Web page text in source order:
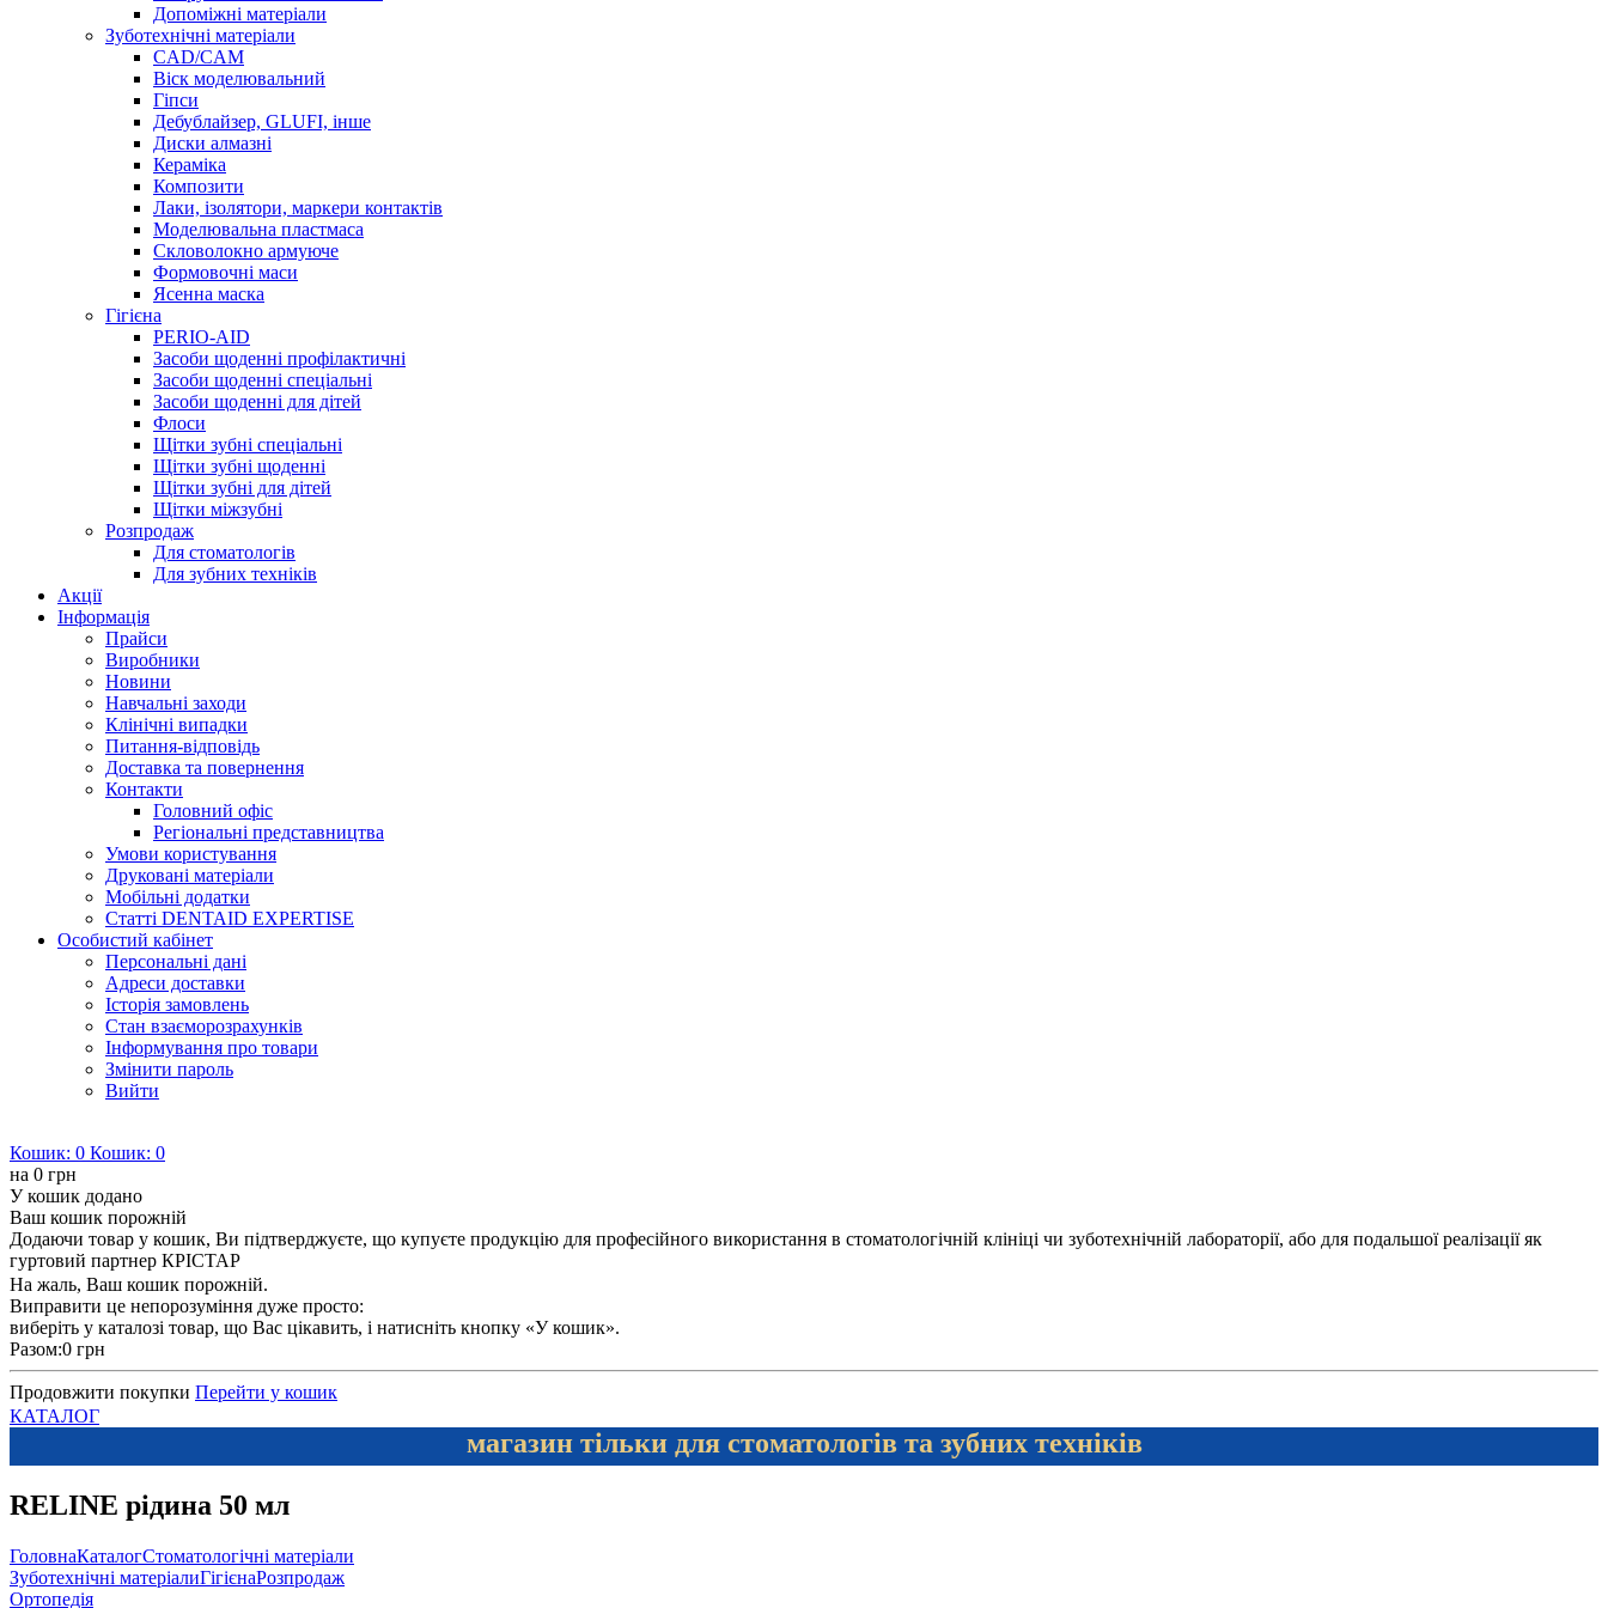
Допоміжні матеріали
Зуботехнічні матеріали
CAD/CAM
Віск моделювальний
Гіпси
Дебублайзер, GLUFI, інше
Диски алмазні
Кераміка
Композити
Лаки, ізолятори, маркери контактів
Моделювальна пластмаса
Скловолокно армуюче
Формовочні маси
Ясенна маска
Гігієна
PERIO-AID
Засоби щоденні профілактичні
Засоби щоденні спеціальні
Засоби щоденні для дітей
Флоси
Щітки зубні спеціальні
Щітки зубні щоденні
Щітки зубні для дітей
Щітки міжзубні
Розпродаж
Для стоматологів
Для зубних техніків
Акції
Інформація
Прайси
Виробники
Новини
Навчальні заходи
Клінічні випадки
Питання-відповідь
Доставка та повернення
Контакти
Головний офіс
Регіональні представництва
Умови користування
Друковані матеріали
Мобільні додатки
Статті DENTAID EXPERTISE
Особистий кабінет
Персональні дані
Адреси доставки
Історія замовлень
Стан взаєморозрахунків
Інформування про товари
Змінити пароль
Вийти
Кошик: 0 Кошик: 0
на 0 грн
У кошик додано
Ваш кошик порожній
Додаючи товар у кошик, Ви підтверджуєте, що купуєте продукцію для професійного використання в стоматологічній клініці чи зуботехнічній лабораторії, або для подальшої реалізації як
гуртовий партнер КРІСТАР
На жаль, Ваш кошик порожній.
Виправити це непорозуміння дуже просто:
виберіть у каталозі товар, що Вас цікавить, і натисніть кнопку «У кошик».
Разом:0 грн
Продовжити покупки Перейти у кошик
КАТАЛОГ
магазин тільки для стоматологів та зубних техніків
RELINE рідина 50 мл
ГоловнаКаталогСтоматологічні матеріали
Зуботехнічні матеріалиГігієнаРозпродаж
Ортопедія